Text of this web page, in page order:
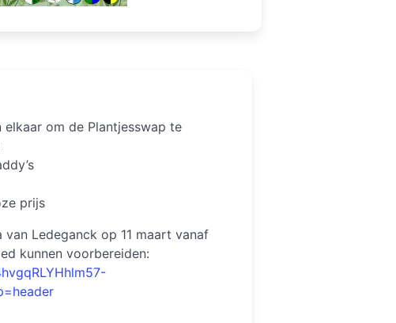
om de Plantjesswap te
prijs
Ledeganck op 11 maart vanaf
kunnen voorbereiden: